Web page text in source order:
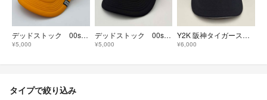
デッドストック 00s 波達 × 阪神タイガース コラボメッシュ キャップ 黄色
¥5,000
デッドストック 00s 波達 × 阪神タイガース コラボメッシュ キャップ 黒
¥5,000
Y2K 阪神タイガースキャップ NEVER NEVER SURRENDER 黒
¥6,000
タイプで絞り込み